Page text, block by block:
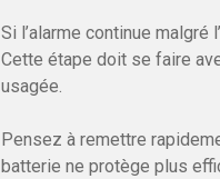
Si l’alarme continue malgré
Cette étape doit se faire
usagée.
Pensez à remettre
batterie ne protège plus